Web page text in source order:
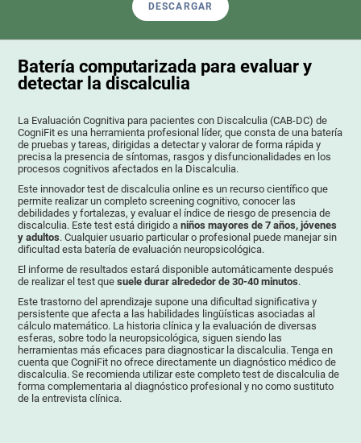
DESCARGAR
Batería computarizada para evaluar y
detectar la discalculia
La Evaluación Cognitiva para pacientes con Discalculia (CAB-DC) de
CogniFit es una herramienta profesional líder, que consta de una batería
de pruebas y tareas, dirigidas a detectar y valorar de forma rápida y
precisa la presencia de síntomas, rasgos y disfuncionalidades en los
procesos cognitivos afectados en la Discalculia.
Este innovador test de discalculia online es un recurso científico que
permite realizar un completo screening cognitivo, conocer las
debilidades y fortalezas, y evaluar el índice de riesgo de presencia de
discalculia. Este test está dirigido aniños mayores de 7 años, jóvenes
y adultos. Cualquier usuario particular o profesional puede manejar sin
dificultad esta batería de evaluación neuropsicológica.
El informe de resultados estará disponible automáticamente después
de realizar el test quesuele durar alrededor de 30-40 minutos.
Este trastorno del aprendizaje supone una dificultad significativa y
persistente que afecta a las habilidades lingüísticas asociadas al
cálculo matemático. La historia clínica y la evaluación de diversas
esferas, sobre todo la neuropsicológica, siguen siendo las
herramientas más eficaces para diagnosticar la discalculia. Tenga en
cuenta que CogniFit no ofrece directamente un diagnóstico médico de
discalculia. Se recomienda utilizar este completo test de discalculia de
forma complementaria al diagnóstico profesional y no como sustituto
de la entrevista clínica.